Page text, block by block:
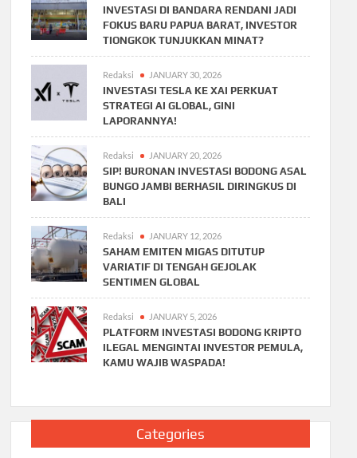
INVESTASI DI BANDARA RENDANI JADI
FOKUS BARU PAPUA BARAT, INVESTOR
TIONGKOK TUNJUKKAN MINAT?
Redaksi JANUARY 30, 2026
INVESTASI TESLA KE XAI PERKUAT
STRATEGI AI GLOBAL, GINI
LAPORANNYA!
Redaksi JANUARY 20, 2026
SIP! BURONAN INVESTASI BODONG ASAL
BUNGO JAMBI BERHASIL DIRINGKUS DI
BALI
Redaksi JANUARY 12, 2026
SAHAM EMITEN MIGAS DITUTUP
VARIATIF DI TENGAH GEJOLAK
SENTIMEN GLOBAL
Redaksi JANUARY 5, 2026
PLATFORM INVESTASI BODONG KRIPTO
ILEGAL MENGINTAI INVESTOR PEMULA,
KAMU WAJIB WASPADA!
Categories